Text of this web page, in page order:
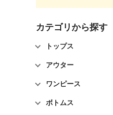
カテゴリから探す
トップス
アウター
ワンピース
ボトムス